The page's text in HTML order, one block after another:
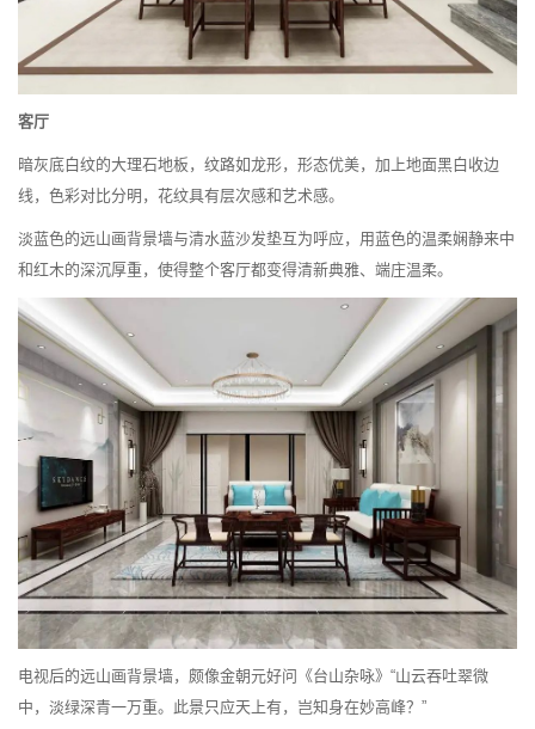
客厅
暗灰底白纹的大理石地板，纹路如龙形，形态优美，加上地面黑白收边
线，色彩对比分明，花纹具有层次感和艺术感。
淡蓝色的远山画背景墙与清水蓝沙发垫互为呼应，用蓝色的温柔娴静来中
和红木的深沉厚重，使得整个客厅都变得清新典雅、端庄温柔。
电视后的远山画背景墙，颇像金朝元好问《台山杂咏》“山云吞吐翠微
中，淡绿深青一万重。此景只应天上有，岂知身在妙高峰？”